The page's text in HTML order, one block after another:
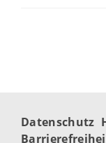
Datenschutz